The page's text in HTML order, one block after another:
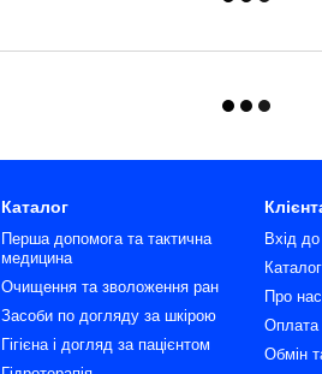
Каталог
Перша допомога та тактична
медицина
Очищення та зволоження ран
Засоби по догляду за шкірою
Гігієна і догляд за пацієнтом
Вхід до
Каталог
Про нас
Оплата
Обмін